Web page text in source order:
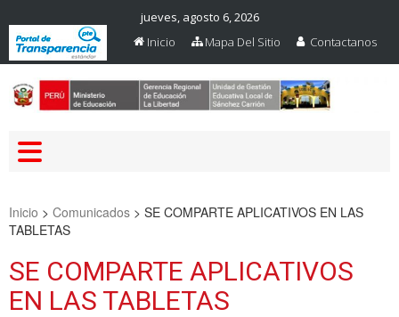
jueves, agosto 6, 2026
Inicio
Mapa Del Sitio Contactanos
Inicio > Comunicados > SE COMPARTE APLICATIVOS EN LAS
TABLETAS
SE COMPARTE APLICATIVOS
EN LAS TABLETAS